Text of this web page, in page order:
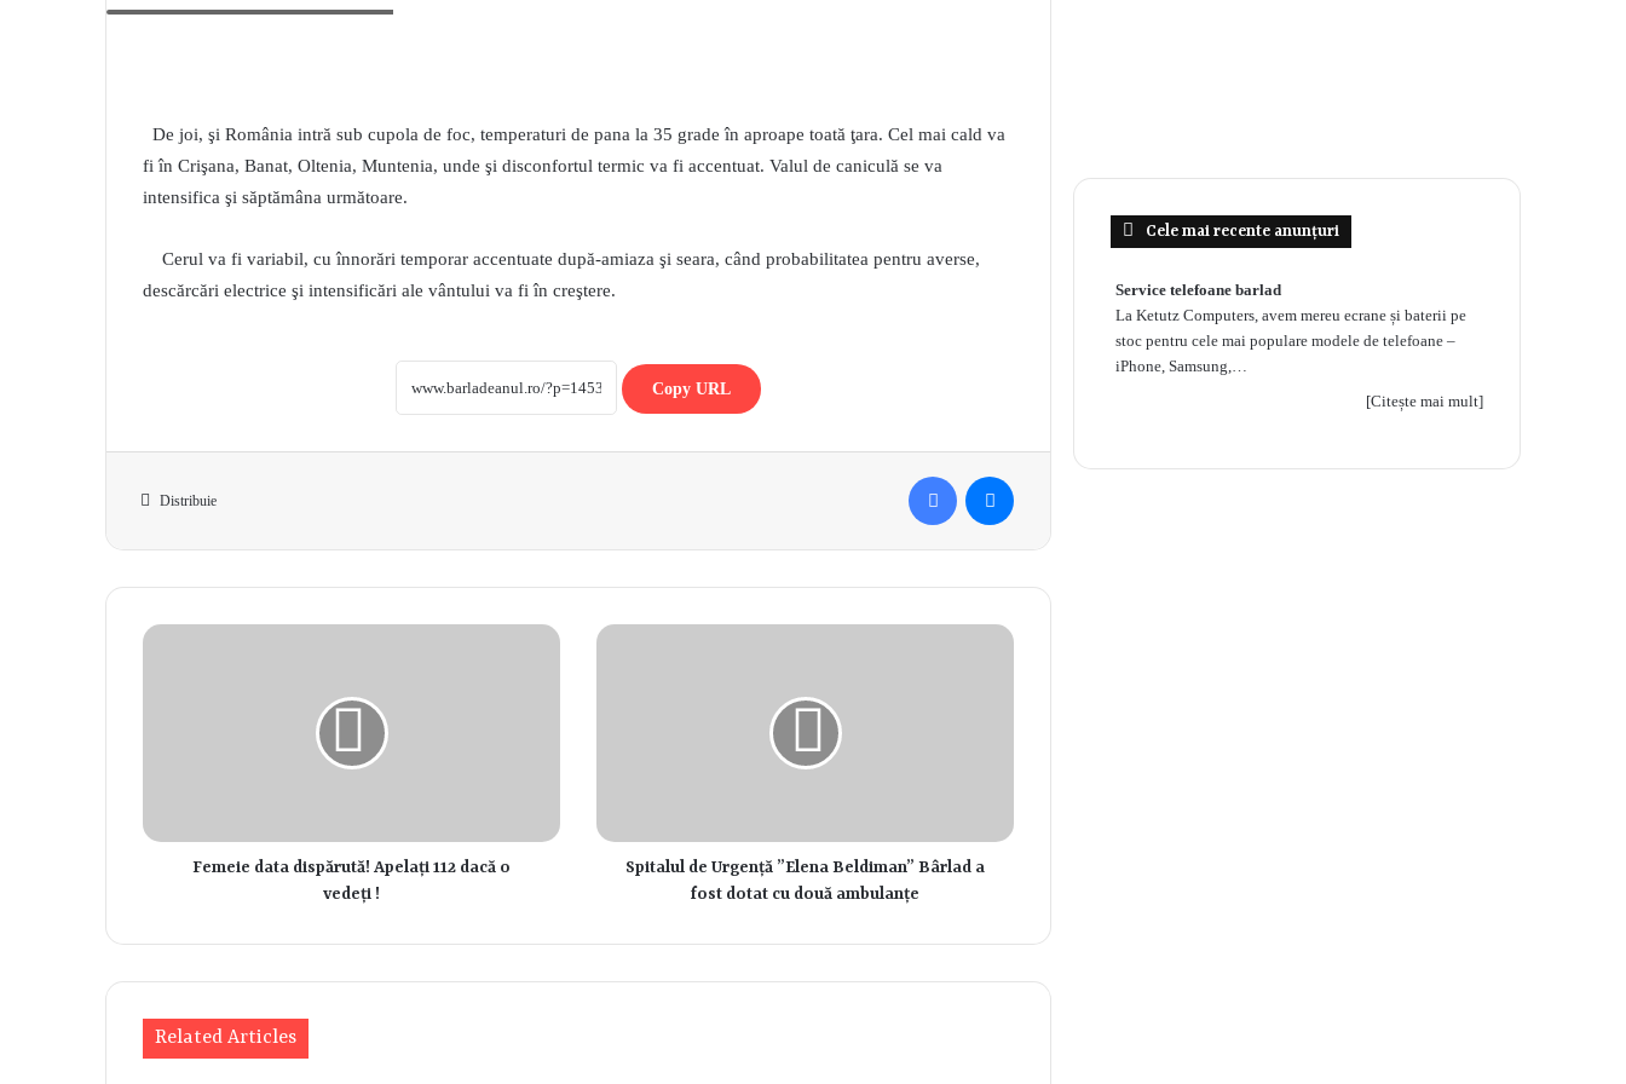
De joi, şi România intră sub cupola de foc, temperaturi de pana la 35 grade în aproape toată ţara. Cel mai cald va
fi în Crişana, Banat, Oltenia, Muntenia, unde şi disconfortul termic va fi accentuat. Valul de caniculă se va
intensifica şi săptămâna următoare.
Cerul va fi variabil, cu înnorări temporar accentuate după-amiaza şi seara, când probabilitatea pentru averse,
descărcări electrice şi intensificări ale vântului va fi în creştere.
Copy URL
Distribuie
Femeie data dispărută! Apelați 112 dacă o
vedeți !
Spitalul de Urgență ”Elena Beldiman” Bârlad a
fost dotat cu două ambulanțe
Related Articles
Cele mai recente anunțuri
Service telefoane barlad
La Ketutz Computers, avem mereu ecrane și baterii pe
stoc pentru cele mai populare modele de telefoane –
iPhone, Samsung,…
[Citește mai mult]